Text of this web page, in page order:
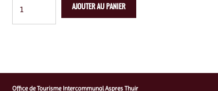
AJOUTER AU PANIER
Office de Tourisme Intercommunal Aspres Thuir